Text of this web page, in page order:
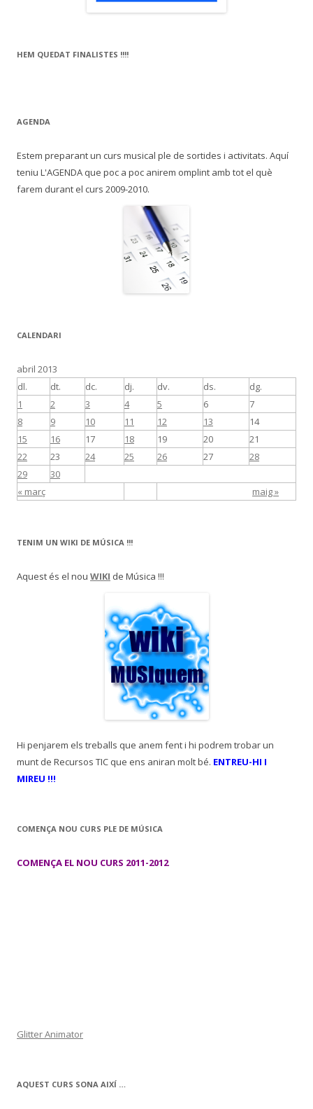
HEM QUEDAT FINALISTES !!!!
AGENDA
Estem preparant un curs musical ple de sortides i activitats. Aquí
teniu L'AGENDA que poc a poc anirem omplint amb tot el què
farem durant el curs 2009-2010.
CALENDARI
abril 2013
dl.
dt. dc. dj. dv. ds. dg.
« març maig »
1 2 3 4 5 6
7
8
9 10 11 12 13
14
15
16 17 18 19 20
21
22
23 24 25 26 27
28
29
30
TENIM UN WIKI DE MÚSICA !!!
Aquest és el nou WIKI de Música !!!
Hi penjarem els treballs que anem fent i hi podrem trobar un
munt de Recursos TIC que ens aniran molt bé. ENTREU-HI I
MIREU !!!
COMENÇA NOU CURS PLE DE MÚSICA
COMENÇA EL NOU CURS 2011-2012
Glitter Animator
AQUEST CURS SONA AIXÍ …